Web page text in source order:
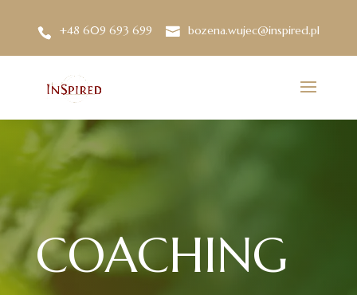
+48 609 693 699 bozena.wujec@inspired.pl
COACHING